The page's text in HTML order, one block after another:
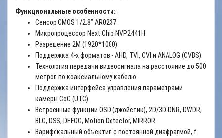
Функциональные особенности:
Сенсор CMOS 1/2.8” AR0237
Микропроцессор Next Chip NVP2441H
Разрешение 2М (1920*1080)
Поддержка 4-x форматов - AHD, TVI, CVI и ANALOG (CVBS)
Технология передачи видеосигнала на расстояние до 500
метров по коаксиальному кабелю
Поддержка интерфейса управления параметрами
камеры CoC (UTC)
Встроенные функции OSD (джойстик), 2D/3D-DNR, DWDR,
BLC, DSS, DEFOG, Motion Detector, MIRROR
Варифокальный объектив с постоянной диафрагмой, f